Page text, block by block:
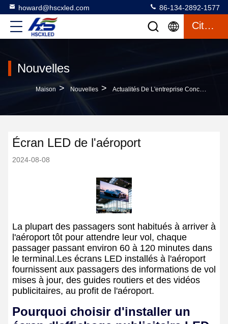
howard@hscxled.com 86-134-2892-1577
Citation
Nouvelles
Maison > Nouvelles > Actualités De L'entreprise Concernant Écran LED De L'aéroport
Écran LED de l'aéroport
2024-08-08
La plupart des passagers sont habitués à arriver à
l'aéroport tôt pour attendre leur vol, chaque
passager passant environ 60 à 120 minutes dans
le terminal.Les écrans LED installés à l'aéroport
fournissent aux passagers des informations de vol
mises à jour, des guides routiers et des vidéos
publicitaires, au profit de l'aéroport.
Pourquoi choisir d'installer un